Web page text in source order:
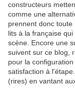
constructeurs
comme une
prennent donc
lits à la française
scène. Encore une
suivent sur ce blog,
pour la
satisfaction à
(rires) en vantant